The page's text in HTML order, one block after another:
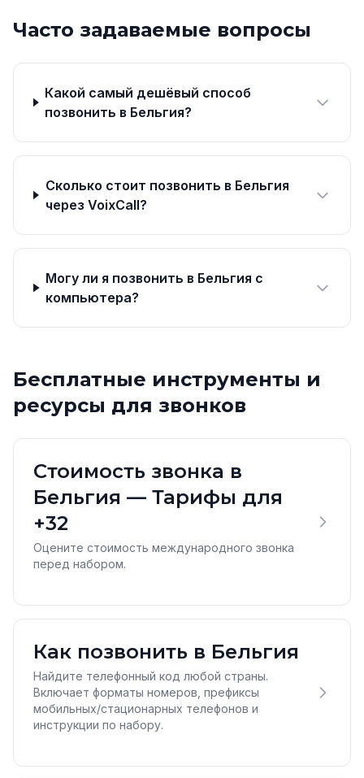
Часто задаваемые вопросы
Какой самый дешёвый способ
позвонить в Бельгия?
Сколько стоит позвонить в Бельгия
через VoixCall?
Могу ли я позвонить в Бельгия с
компьютера?
Бесплатные инструменты и
ресурсы для звонков
Стоимость звонка в
Бельгия — Тарифы для
+32
Оцените стоимость международного звонка
перед набором.
Как позвонить в Бельгия
Найдите телефонный код любой страны.
Включает форматы номеров, префиксы
мобильных/стационарных телефонов и
инструкции по набору.